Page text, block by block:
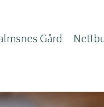
Gård